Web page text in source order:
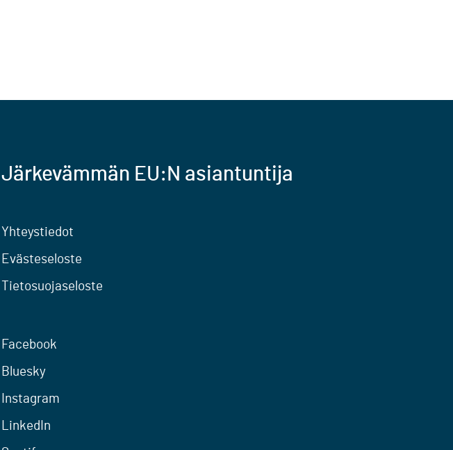
Järkevämmän EU:N asiantuntija
Yhteystiedot
Evästeseloste
Tietosuojaseloste
Facebook
Bluesky
Instagram
LinkedIn